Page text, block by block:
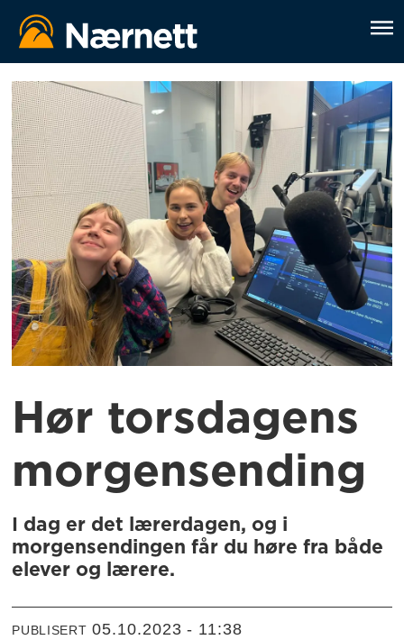
Hør torsdagens
morgensending
I dag er det lærerdagen, og i
morgensendingen får du høre fra både
elever og lærere.
PUBLISERT 05.10.2023 - 11:38